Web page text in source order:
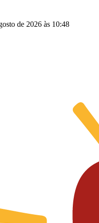
de 2026 às 10:48